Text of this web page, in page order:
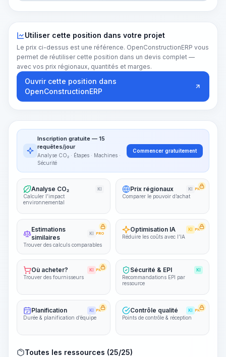
Utiliser cette position dans votre projet
Le prix ci-dessus est une référence. OpenConstructionERP vous
permet de réutiliser cette position dans un devis complet —
avec vos prix régionaux, quantités et marges.
Ouvrir cette position dans
OpenConstructionERP
Inscription gratuite — 15
requêtes/jour
Analyse CO₂ · Étapes · Machines ·
Sécurité
Commencer gratuitement
Analyse CO₂ KI
Calculer l’impact
environnemental
Prix régionaux KI PRO
Comparer le pouvoir d’achat
Estimations
similaires
KI PRO
Trouver des calculs comparables
Optimisation IA KI PRO
Réduire les coûts avec l’IA
Où acheter? KI PRO
Trouver des fournisseurs
Sécurité & EPI KI
Recommandations EPI par
ressource
Planification KI PRO
Durée & planification d’équipe
Contrôle qualité KI PRO
Points de contrôle & réception
Toutes les ressources (25/25)